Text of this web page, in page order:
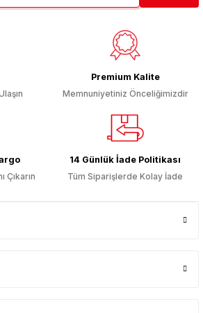
daha pahalı.
Premium Kalite
Memnuniyetiniz Önceliğimizdir
Çıkarın
14 Günlük İade Politikası
Tüm Siparişlerde Kolay İade